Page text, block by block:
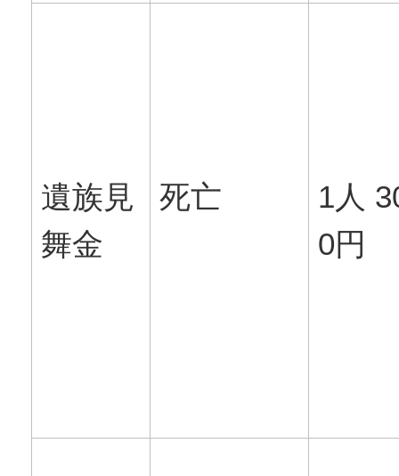
遺族見
舞金
死亡
1人
0円